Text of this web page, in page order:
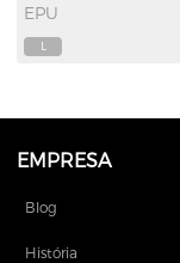
EPU
L
EMPRESA
Blog
História